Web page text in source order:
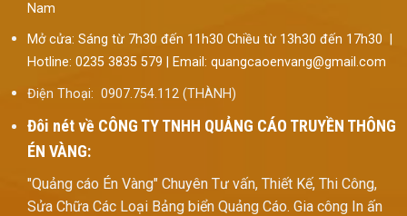
Nam
Mở cửa: Sáng từ 7h30 đến 11h30 Chiều từ 13h30 đến 17h30 |
Hotline: 0235 3835 579 | Email: quangcaoenvang@gmail.com
Điện Thoại: 0907.754.112 (THÀNH)
Đôi nét về CÔNG TY TNHH QUẢNG CÁO TRUYỀN THÔNG
ÉN VÀNG:
"Quảng cáo Én Vàng" Chuyên Tư vấn, Thiết Kế, Thi Công,
Sửa Chữa Các Loại Bảng biển Quảng Cáo. Gia công In ấn